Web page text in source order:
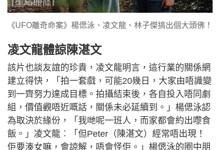
《UFO離奇命案》楊偲泳、凌文龍、林子傑搞出個大頭佛！
凌文龍體諒陳湛文
該片也談友誼的珍貴，凌文龍明言，這行業的關係網
建立得快，「拍一套戲，可能20幾日，大家由唔識變
到一齊努力達成目標。拍攝結束後，各自投入唔同劇
組，價值觀唔近嘅話，關係未必延續到。」楊偲泳認
為取決於緣份，「我哋呢一班人，而家都會約出嚟食
飯。」凌文龍︰「但Peter（陳湛文）經常唔出現！
佢要湊女嘛，會諒解，唔會怪佢。」楊偲泳的圈中朋